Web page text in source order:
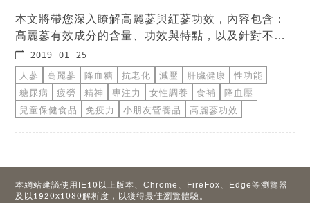
本文將帶您深入瞭解高麗蔘與紅蔘功效，內容包含：
高麗蔘有效成分的含量、功效與特點，以及針對不同
症狀與疾病，服用高麗蔘與紅蔘(紅蔘粉)的預防及改善
效果。
2019-01-25
人蔘
高麗蔘 降血糖 抗老化 減壓 肝臟健康
性功能
糖尿病
疲勞 精神 專注力 女性調養 食補
降血壓
兒童保健食品
免疫力 小朋友營養品 高麗蔘功效
本網站建議使用IE10以上版本、Chrome、FireFox、Edge等瀏覽器
及以1920x1080解析度，以獲得最佳瀏覽體驗。